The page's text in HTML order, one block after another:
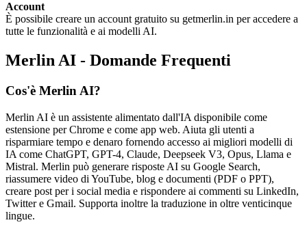
Account
È possibile creare un account gratuito su getmerlin.in per accedere a
tutte le funzionalità e ai modelli AI.
Merlin AI - Domande Frequenti
Cos'è Merlin AI?
Merlin AI è un assistente alimentato dall'IA disponibile come
estensione per Chrome e come app web. Aiuta gli utenti a
risparmiare tempo e denaro fornendo accesso ai migliori modelli di
IA come ChatGPT, GPT-4, Claude, Deepseek V3, Opus, Llama e
Mistral. Merlin può generare risposte AI su Google Search,
riassumere video di YouTube, blog e documenti (PDF o PPT),
creare post per i social media e rispondere ai commenti su LinkedIn,
Twitter e Gmail. Supporta inoltre la traduzione in oltre venticinque
lingue.